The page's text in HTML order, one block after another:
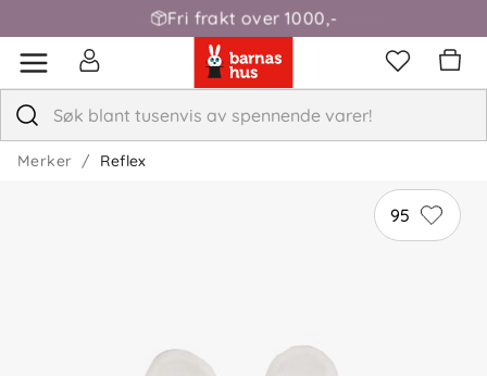
Fri frakt over 1000,-
Merker Reflex
95